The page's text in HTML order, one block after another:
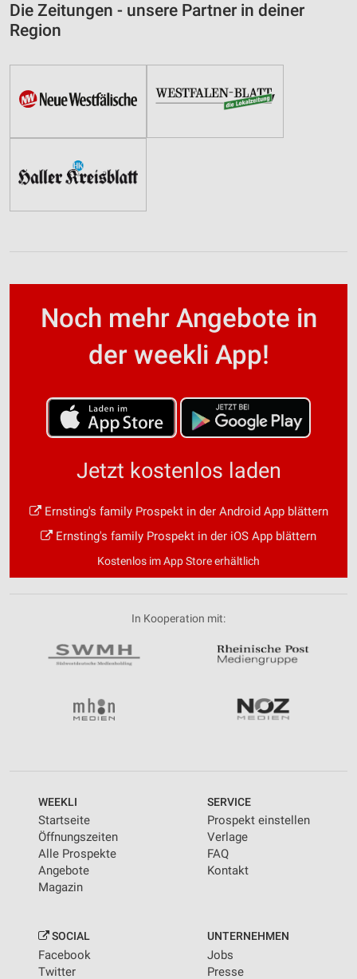
Die Zeitungen - unsere Partner in deiner
Region
Noch mehr Angebote in
der weekli App!
Jetzt kostenlos laden
Ernsting's family Prospekt in der Android App blättern
Ernsting's family Prospekt in der iOS App blättern
Kostenlos im App Store erhältlich
In Kooperation mit:
WEEKLI
Startseite
Öffnungszeiten
Alle Prospekte
Angebote
Magazin
SERVICE
Prospekt einstellen
Verlage
FAQ
Kontakt
SOCIAL
Facebook
Twitter
UNTERNEHMEN
Jobs
Presse